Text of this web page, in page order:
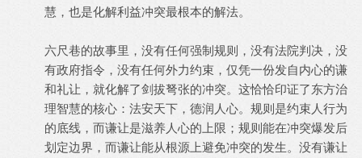
慧，也是化解利益冲突最根本的解法。
六尺巷的故事里，没有任何强制规则，没有法院判决，没
有政府指令，没有任何外力约束，仅凭一份发自内心的谦
和礼让，就化解了剑拔弩张的冲突。这恰恰印证了东方治
理智慧的核心：法安天下，德润人心。规则是约束人行为
的底线，而谦让是滋养人心的上限；规则能在冲突爆发后
划定边界，而谦让能从根源上避免冲突的发生。没有谦让